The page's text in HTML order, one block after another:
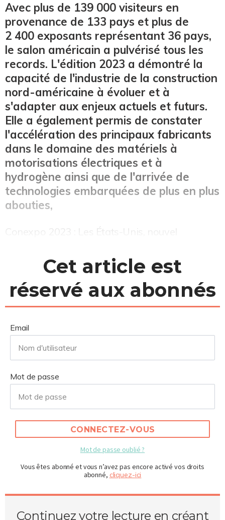
Avec plus de 139 000 visiteurs en
provenance de 133 pays et plus de
2 400 exposants représentant 36 pays,
le salon américain a pulvérisé tous les
records. L'édition 2023 a démontré la
capacité de l'industrie de la construction
nord-américaine à évoluer et à
s'adapter aux enjeux actuels et futurs.
Elle a également permis de constater
l'accélération des principaux fabricants
dans le domaine des matériels à
motorisations électriques et à
hydrogène ainsi que de l'arrivée de
technologies embarquées de plus en plus
abouties,
Conexpo 2023 : Les États-Unis, nouvel
matérielsAprès une édition 2020 "tronquée"
pour cause de pandémie, le rendez-vous
revêtait cette année un attrait particulier. Moins
galopante, des incertitudes sur le système
bancaire, le s...
Cet article est
réservé aux abonnés
Email
Mot de passe
CONNECTEZ-VOUS
Mot de passe oublié ?
Vous êtes abonné et vous n’avez pas encore activé vos droits
abonné, cliquez-ici
Continuez votre lecture en créant